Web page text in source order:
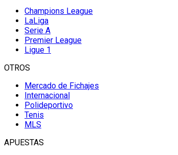
Champions League
LaLiga
Serie A
Premier League
Ligue 1
OTROS
Mercado de Fichajes
Internacional
Polideportivo
Tenis
MLS
APUESTAS